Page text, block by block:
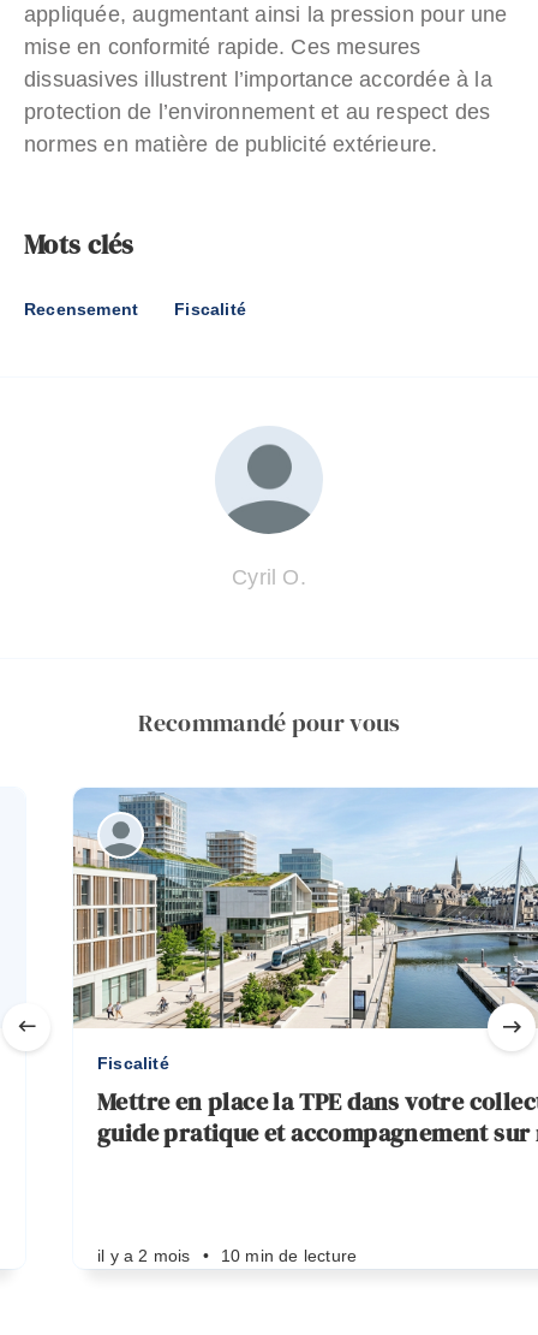
appliquée, augmentant ainsi la pression pour une
mise en conformité rapide. Ces mesures
dissuasives illustrent l’importance accordée à la
protection de l’environnement et au respect des
normes en matière de publicité extérieure.
Mots clés
Recensement Fiscalité
Cyril O.
Recommandé pour vous
Fiscalité
Mettre en place la TPE dans votre
guide pratique et accompagnement sur
il y a 2 mois • 10 min de lecture